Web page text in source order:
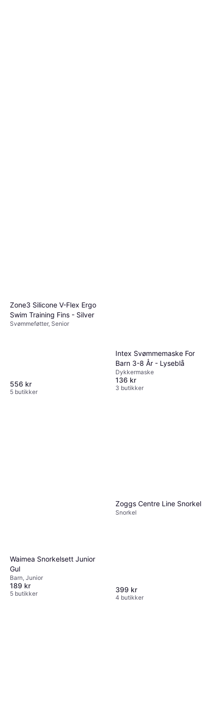
Zone3 Silicone V-Flex Ergo
Swim Training Fins - Silver
Svømmeføtter, Senior
556 kr
5 butikker
Intex Svømmemaske For
Barn 3-8 År - Lyseblå
Dykkermaske
136 kr
3 butikker
Waimea Snorkelsett Junior
Gul
Barn, Junior
189 kr
5 butikker
Zoggs Centre Line Snorkel
Snorkel
399 kr
4 butikker